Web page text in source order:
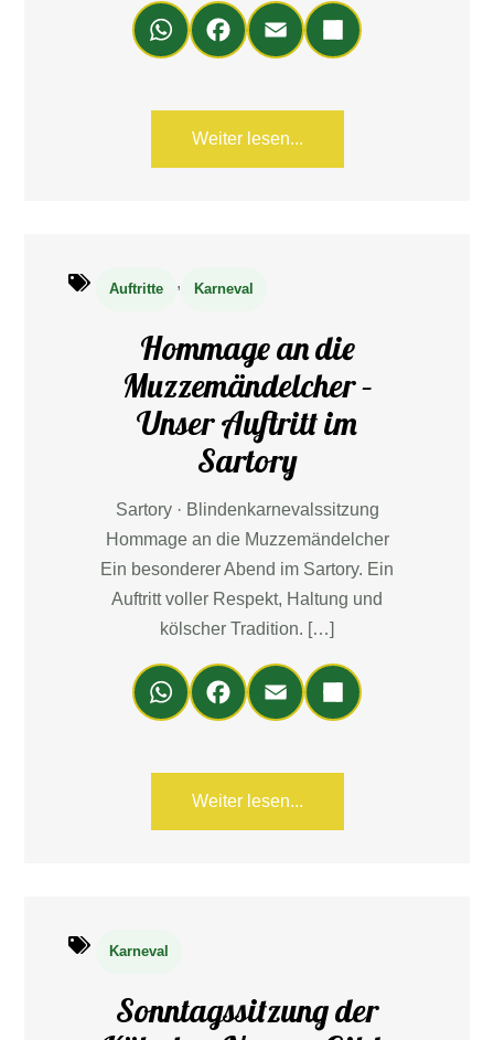
Wh
ats
Fa
ce
ok
Em
ail
Teil
en
Weiter lesen...
Auftritte , Karneval
Hommage an die
Muzzemändelcher –
Unser Auftritt im
Sartory
Sartory · Blindenkarnevalssitzung
Hommage an die Muzzemändelcher
Ein besonderer Abend im Sartory. Ein
Auftritt voller Respekt, Haltung und
kölscher Tradition. […]
Wh
ats
Fa
ce
ok
Em
ail
Teil
en
Weiter lesen...
Karneval
Sonntagssitzung der